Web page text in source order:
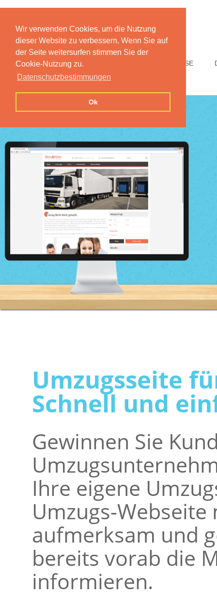
Wir verwenden Cookies, um die Nutzung
dieser Website zu verbessern. Wenn Sie auf
der Seite weitersurfen stimmen Sie der
Cookie-Nutzung zu.
Datenschutzbestimmungen
Ok
HOME PREISE
Umzugsseite
Schnell und
Gewinnen Sie
Ihre eigene
Umzugs-Webseite
aufmerksam und
bereits vorab die
informieren.